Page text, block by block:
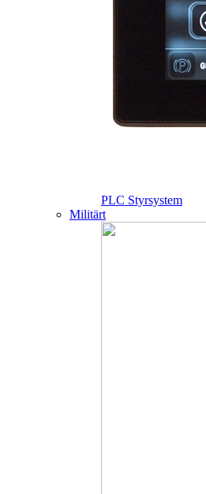
PLC Styrsystem
Militärt